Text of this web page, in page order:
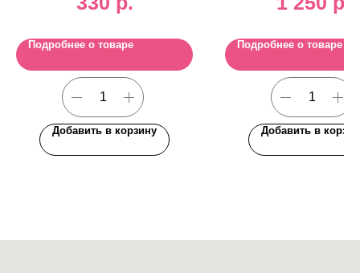
Подробнее о товаре
Добавить в корзину
Подробнее о товаре
Добавить в